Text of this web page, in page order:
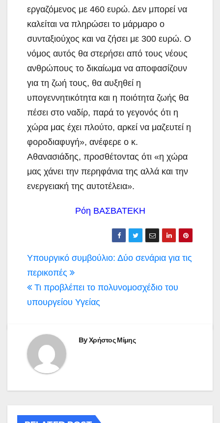
εργαζόμενος με 460 ευρώ. Δεν μπορεί να
καλείται να πληρώσει το μάρμαρο ο
συνταξιούχος και να ζήσει με 300 ευρώ. Ο
νόμος αυτός θα στερήσει από τους νέους
ανθρώπους το δικαίωμα να αποφασίζουν
για τη ζωή τους, θα αυξηθεί η
υπογεννητικότητα και η ποιότητα ζωής θα
πέσει στο ναδίρ, παρά το γεγονός ότι η
χώρα μας έχει πλούτο, αρκεί να μαζευτεί η
φοροδιαφυγή», ανέφερε ο κ.
Αθανασιάδης, προσθέτοντας ότι «η χώρα
μας χάνει την περηφάνια της αλλά και την
ενεργειακή της αυτοτέλεια».
Ρόη ΒΑΣΒΑΤΕΚΗ
Πλοήγηση
άρθρων
Υπουργικό συμβούλιο: Δύο σενάρια για τις
περικοπές
Τι προβλέπει το πολυνομοσχέδιο του
υπουργείου Υγείας
ByΧρήστος Μίμης